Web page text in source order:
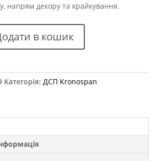
напрям декору та крайкування.
в кошик
Категорія: ДСП Kronospan